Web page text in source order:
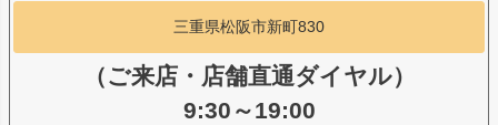
三重県松阪市新町830
（ご来店・店舗直通ダイヤル）
9:30～19:00